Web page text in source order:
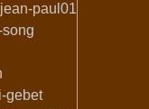
paul01
gebet